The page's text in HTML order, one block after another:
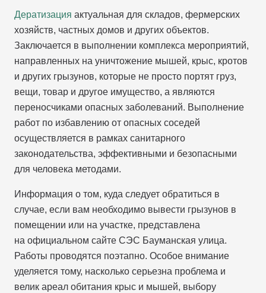
Дератизация актуальная для складов, фермерских
хозяйств, частных домов и других объектов.
Заключается в выполнении комплекса мероприятий,
направленных на уничтожение мышей, крыс, кротов
и других грызунов, которые не просто портят груз,
вещи, товар и другое имущество, а являются
переносчиками опасных заболеваний. Выполнение
работ по избавлению от опасных соседей
осуществляется в рамках санитарного
законодательства, эффективными и безопасными
для человека методами.
Информация о том, куда следует обратиться в
случае, если вам необходимо вывести грызунов в
помещении или на участке, представлена
на официальном сайте СЭС Бауманская улица.
Работы проводятся поэтапно. Особое внимание
уделяется тому, насколько серьезна проблема и
велик ареал обитания крыс и мышей, выбору